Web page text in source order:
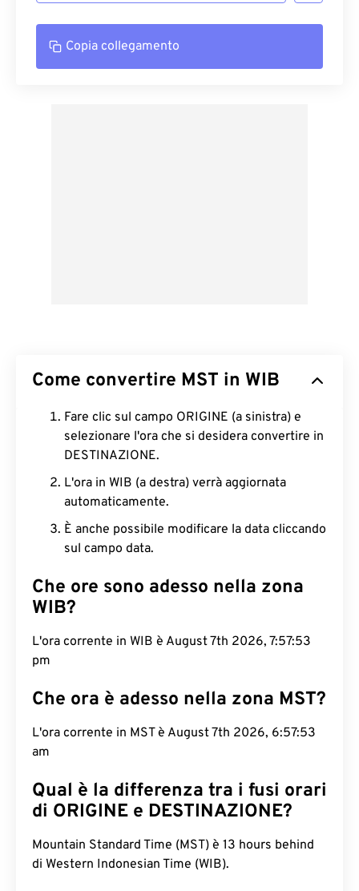
Copia collegamento
Come convertire MST in WIB
Fare clic sul campo ORIGINE (a sinistra) e
selezionare l'ora che si desidera convertire in
DESTINAZIONE.
L'ora in WIB (a destra) verrà aggiornata
automaticamente.
È anche possibile modificare la data cliccando
sul campo data.
Che ore sono adesso nella zona
WIB?
L'ora corrente in WIB è August 7th 2026, 7:57:54
pm
Che ora è adesso nella zona MST?
L'ora corrente in MST è August 7th 2026, 6:57:54
am
Qual è la differenza tra i fusi orari
di ORIGINE e DESTINAZIONE?
Mountain Standard Time (MST) è 13 hours behind
di Western Indonesian Time (WIB).